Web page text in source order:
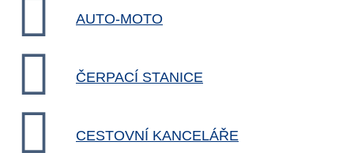
AUTO-MOTO
ČERPACÍ STANICE
CESTOVNÍ KANCELÁŘE